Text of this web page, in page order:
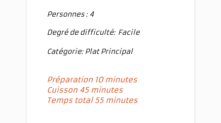
Personnes : 4
Degré de difficulté: Facile
Catégorie: Plat Principal
Préparation 10 minutes
Cuisson 45 minutes
Temps total 55 minutes